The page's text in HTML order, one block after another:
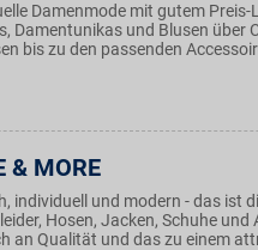
Damenmode mit gutem
Damentunikas und Blusen über
bis zu den passenden
& MORE
individuell und modern - das ist
Hosen, Jacken, Schuhe
an Qualität und das zu einem